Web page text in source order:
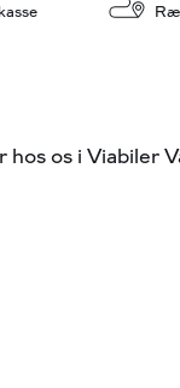
os i Viabiler